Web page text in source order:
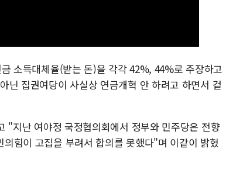
소득대체율(받는 돈)을 각각 42%, 44%로 주장하고
닌 집권여당이 사실상 연금개혁 안 하려고 하면서 겉
"지난 여야정 국정협의회에서 정부와 민주당은 전향
힘이 고집을 부려서 합의를 못했다"며 이같이 밝혔